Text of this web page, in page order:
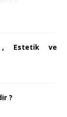
, Estetik ve
?